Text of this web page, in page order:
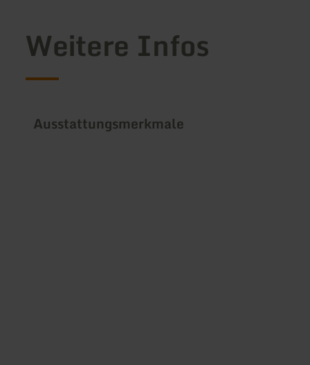
Weitere Infos
Ausstattungsmerkmale